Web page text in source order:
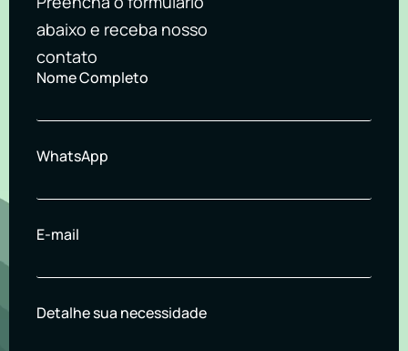
abaixo e receba nosso
contato
Nome Completo
WhatsApp
E-mail
Detalhe sua necessidade